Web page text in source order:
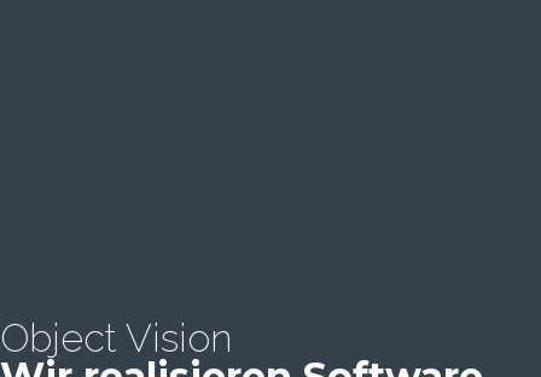
Object Vision